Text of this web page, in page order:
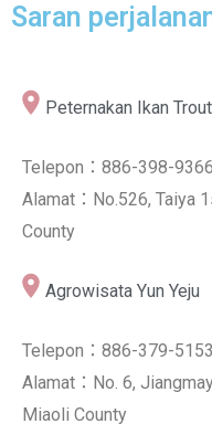
Saran
Peternakan Ikan
Telepon：886-398-
Alamat：No.526, Taiya
County
Agrowisata Yun Yeju
Telepon：886-379-
Alamat：No. 6,
Miaoli County